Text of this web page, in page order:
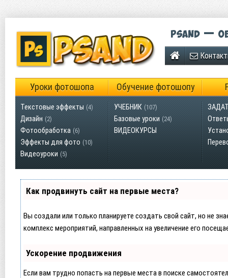
Psand —
Уроки фотошопа Обучение фотошопу
Текстовые эффекты (4)
Дизайн (2)
Фотообработка (6)
Эффекты для фото (10)
Видеоуроки (5)
УЧЕБНИК (107)
Базовые уроки (24)
ВИДЕОКУРСЫ
Как продвинуть сайт на первые места?
Вы создали или только планируете создать свой сайт, но не
комплекс мероприятий, направленных на увеличение его
Ускорение продвижения
Если вам трудно попасть на первые места в поиске